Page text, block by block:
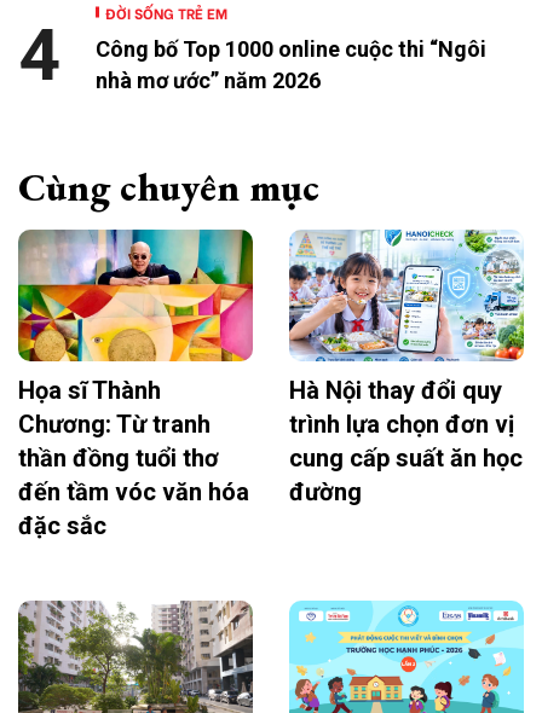
ĐỜI SỐNG TRẺ EM
Công bố Top 1000 online cuộc thi “Ngôi
nhà mơ ước” năm 2026
4
Cùng chuyên mục
Họa sĩ Thành
Chương: Từ tranh
thần đồng tuổi thơ
đến tầm vóc văn hóa
đặc sắc
Hà Nội thay đổi quy
trình lựa chọn đơn vị
cung cấp suất ăn học
đường